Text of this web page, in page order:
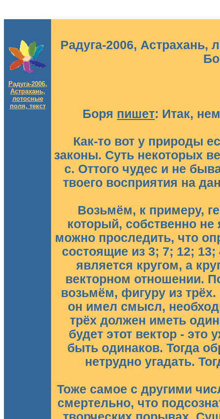
Радуга-2006,
Acтрахань,
лотосные
поля, текст
Радуга-2006,
Боря пишет: Итак,
Как-то вот у природы
законы. Суть некоторых
с. Оттого чудес и не
твоего восприятия на
Возьмём, к примеру,
который, собственно
можно проследить, что
состоящие из 3; 7; 12; 13;
является кругом, а
векторном отношении.
возьмём, фигуру из
он имел смысл,
трёх должен иметь
будет этот вектор -
быть одинаков. Тогда
нетрудно угадать.
Тоже самое с другими
смертельно, что